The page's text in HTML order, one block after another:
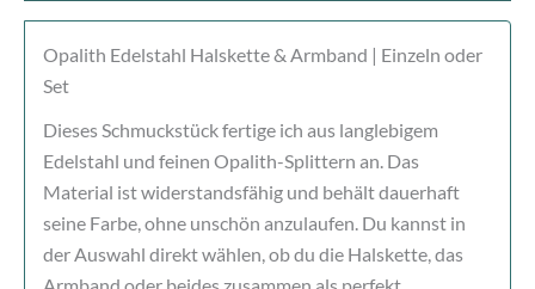
Opalith Edelstahl Halskette & Armband | Einzeln oder
Set
Dieses Schmuckstück fertige ich aus langlebigem
Edelstahl und feinen Opalith-Splittern an. Das
Material ist widerstandsfähig und behält dauerhaft
seine Farbe, ohne unschön anzulaufen. Du kannst in
der Auswahl direkt wählen, ob du die Halskette, das